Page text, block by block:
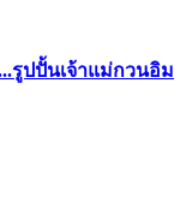
รูปปั้นเจ้าแม่กวนอิม